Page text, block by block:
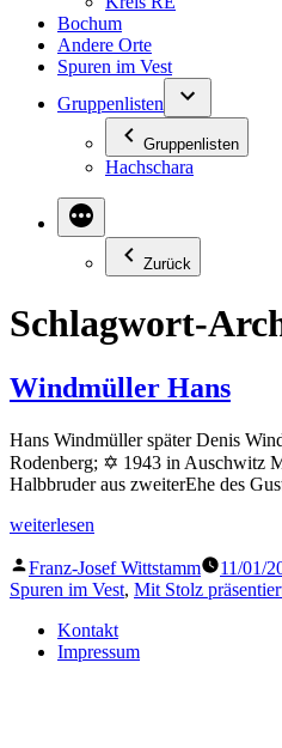
Bochum
Andere Orte
Spuren im Vest
Gruppenlisten
Gruppenlisten
Hachschara
Zurück
Schlagwort-
Windmüller Hans
Hans Windmüller später Denis
Rodenberg; ✡ 1943 in Auschwitz
Halbbruder aus zweiterEhe des
„Windmüller
weiterlesen
Veröffentlicht
von
Franz-Josef Wittstamm 11/01/
Spuren im Vest, Mit Stolz
Kontakt
Impressum